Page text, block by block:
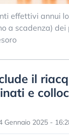
effettivi annui
a scadenza)
il
e
Gennaio 2025 -